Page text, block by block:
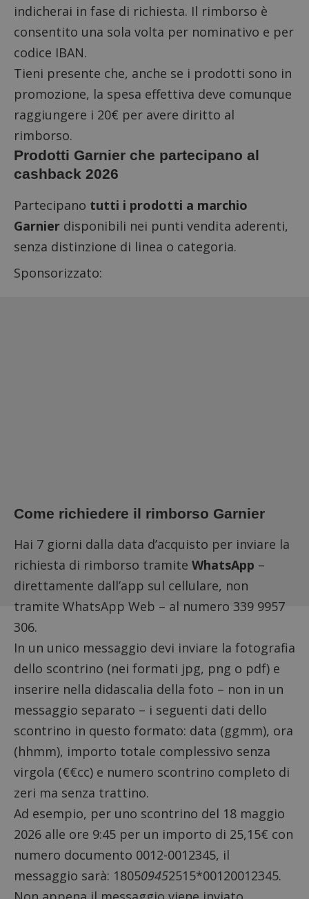
indicherai in fase di richiesta. Il rimborso è
consentito una sola volta per nominativo e per
codice IBAN.
Tieni presente che, anche se i prodotti sono in
promozione, la spesa effettiva deve comunque
raggiungere i 20€ per avere diritto al
rimborso.
Prodotti Garnier che partecipano al
cashback 2026
Partecipano tutti i prodotti a marchio
Garnier disponibili nei punti vendita aderenti,
senza distinzione di linea o categoria.
Sponsorizzato:
Come richiedere il rimborso Garnier
Hai 7 giorni dalla data d’acquisto per inviare la
richiesta di rimborso tramite WhatsApp –
direttamente dall’app sul cellulare, non
tramite WhatsApp Web – al numero 339 9957
306.
In un unico messaggio devi inviare la fotografia
dello scontrino (nei formati jpg, png o pdf) e
inserire nella didascalia della foto – non in un
messaggio separato – i seguenti dati dello
scontrino in questo formato: data (ggmm), ora
(hhmm), importo totale complessivo senza
virgola (€€cc) e numero scontrino completo di
zeri ma senza trattino.
Ad esempio, per uno scontrino del 18 maggio
2026 alle ore 9:45 per un importo di 25,15€ con
numero documento 0012-0012345, il
messaggio sarà: 180509452515*00120012345.